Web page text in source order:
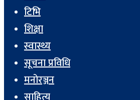
टिभि
शिक्षा
स्वास्थ्य
सूचना प्रविधि
मनोरञ्जन